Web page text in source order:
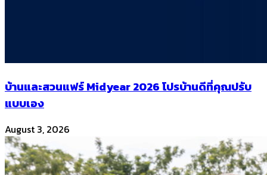
บ้านและสวนแฟร์ Midyear 2026 โปรบ้านดีที่คุณปรับ
แบบเอง
August 3, 2026